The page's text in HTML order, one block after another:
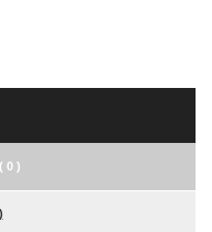
0 )